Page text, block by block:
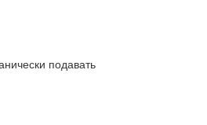
подавать